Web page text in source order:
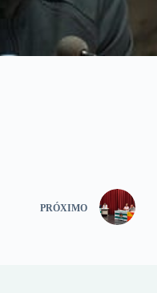
PRÓXIMO